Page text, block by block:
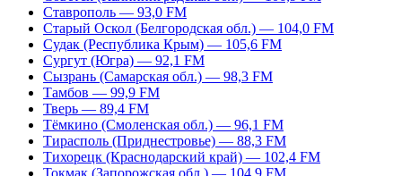
Ставрополь — 93,0 FM
Старый Оскол (Белгородская обл.) — 104,0 FM
Судак (Республика Крым) — 105,6 FM
Сургут (Югра) — 92,1 FM
Сызрань (Самарская обл.) — 98,3 FM
Тамбов — 99,9 FM
Тверь — 89,4 FM
Тёмкино (Смоленская обл.) — 96,1 FM
Тирасполь (Приднестровье) — 88,3 FM
Тихорецк (Краснодарский край) — 102,4 FM
Токмак (Запорожская обл.) — 104,9 FM